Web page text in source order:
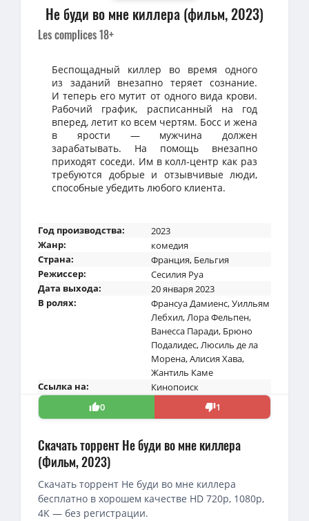
Не буди во мне киллера (фильм, 2023)
Les complices 18+
Беспощадный киллер во время одного
из заданий внезапно теряет сознание.
И теперь его мутит от одного вида крови.
Рабочий график, расписанный на год
вперед, летит ко всем чертям. Босс и жена
в ярости — мужчина должен
зарабатывать. На помощь внезапно
приходят соседи. Им в колл-центр как раз
требуются добрые и отзывчивые люди,
способные убедить любого клиента.
Год производства:
2023
Жанр:
комедия
Страна:
Франция, Бельгия
Режиссер:
Сесилия Руа
Дата выхода:
20 января 2023
В ролях:
Франсуа Дамиенс,Уилльям
Лебхил,Лора Фельпен,
Ванесса Паради, Брюно
Подалидес,Люсиль де ла
Морена,Алисия Хава,
Жантиль Каме
Ссылка на:
Кинопоиск
0
1
Скачать торрент Не буди во мне киллера
(Фильм, 2023)
Скачать торрент Не буди во мне киллера
бесплатно в хорошем качестве HD 720p, 1080p,
4K — без регистрации.